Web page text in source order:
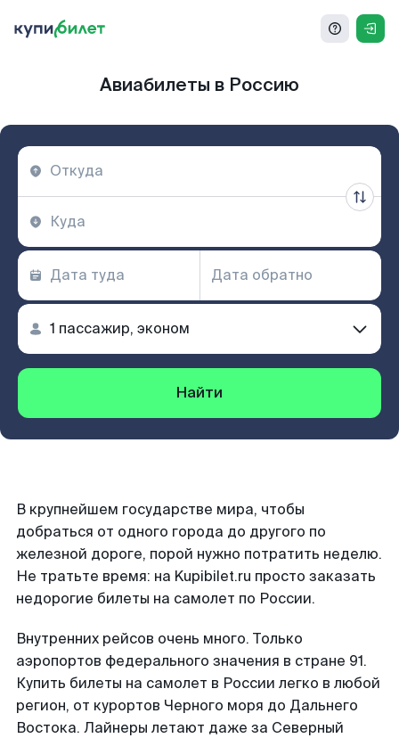
Авиабилеты в Россию
Найти
В крупнейшем государстве мира, чтобы
добраться от одного города до другого по
железной дороге, порой нужно потратить неделю.
Не тратьте время: на Kupibilet.ru просто заказать
недорогие билеты на самолет по России.
Внутренних рейсов очень много. Только
аэропортов федерального значения в стране 91.
Купить билеты на самолет в России легко в любой
регион, от курортов Черного моря до Дальнего
Востока. Лайнеры летают даже за Северный